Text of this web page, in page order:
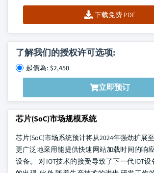
下载免费 PDF
了解我们的授权许可选项:
起價為: $2,450
立即预订
芯片(SoC)市场规模系统
芯片(SoC)市场系统预计将从2024年强劲扩展
更广泛地采用能提供快速网站加载时间的响
设备。 对IOT技术的接受导致了下一代IOT设